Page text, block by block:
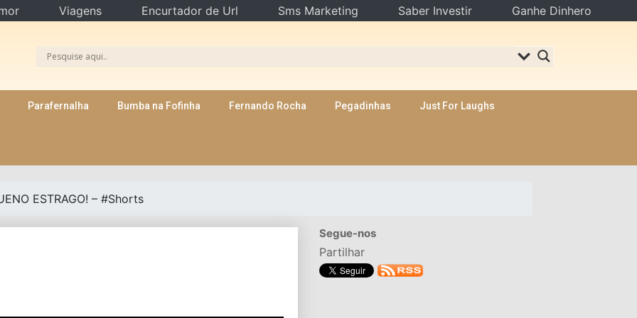
Parafernalha Bumba na Fofinha Fernando Rocha Pegadinhas Just For Laughs
ESTRAGO! – #Shorts
Segue-nos
Partilhar
Viagens Encurtador de Url Sms Marketing Saber Investir Ganhe Dinhero